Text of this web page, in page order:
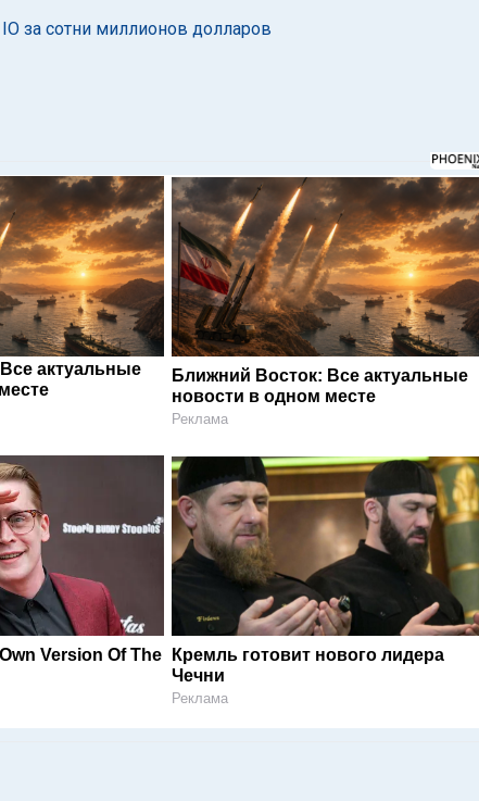
за сотни миллионов долларов
актуальные
Ближний Восток: Все актуальные
новости в одном месте
Реклама
Version Of The
Кремль готовит нового лидера
Чечни
Реклама